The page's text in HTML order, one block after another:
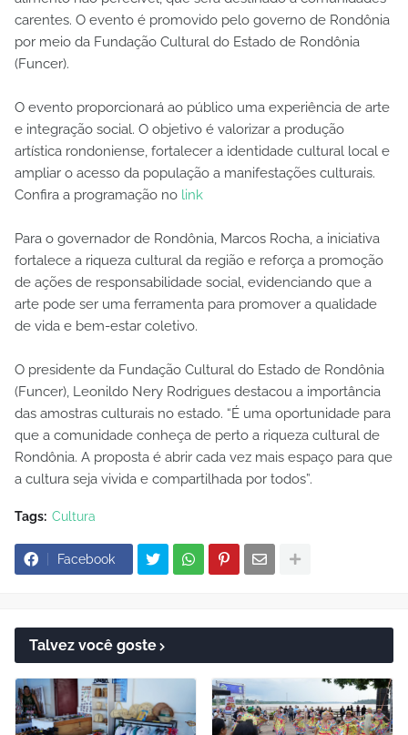
carentes. O evento é promovido pelo governo de Rondônia
por meio da Fundação Cultural do Estado de Rondônia
(Funcer).
O evento proporcionará ao público uma experiência de arte
e integração social. O objetivo é valorizar a produção
artística rondoniense, fortalecer a identidade cultural local e
ampliar o acesso da população a manifestações culturais.
Confira a programação no link
Para o governador de Rondônia, Marcos Rocha, a iniciativa
fortalece a riqueza cultural da região e reforça a promoção
de ações de responsabilidade social, evidenciando que a
arte pode ser uma ferramenta para promover a qualidade
de vida e bem-estar coletivo.
O presidente da Fundação Cultural do Estado de Rondônia
(Funcer), Leonildo Nery Rodrigues destacou a importância
das amostras culturais no estado. “É uma oportunidade para
que a comunidade conheça de perto a riqueza cultural de
Rondônia. A proposta é abrir cada vez mais espaço para que
a cultura seja vivida e compartilhada por todos”.
Tags: Cultura
Facebook
Talvez você goste